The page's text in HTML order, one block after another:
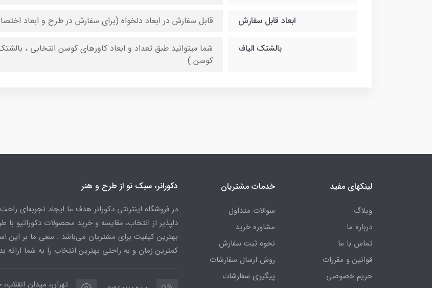
ابعاد قابل سفارش قابل سفارش در ابعاد دلخواه (برای سفارش در طرح و ابعاد
بالشتک الیاف
شما میتوانید طبق تعداد و ابعاد کاورهای کوسن انتخابی ،
کوسن )
لینکهای مفید
وبلاگ
درباره ما
تماس با ما
قوانین و مقررات
حریم خصوصی
خدمات مشتریان
سوالات متداول
مشاوره خرید
نحوه ثبت سفارش
روش ارسال سفارشات
پیگیری سفارشات
دکورانر، سبک نو از طرح و هنر
در فروشگاه اینترنتی دکورانر هدف ما ایجاد تجربه‌ای
دلپذیر از انتخاب، مقایسه و خرید محصولات دکوراتیو
بهترین کیفیت برای مشتریان می‌باشد . سعی ما بر این
کمترین زمان و به راحتی بهترین انتخاب را به شما ارائه
تهران، میدان انقلاب،